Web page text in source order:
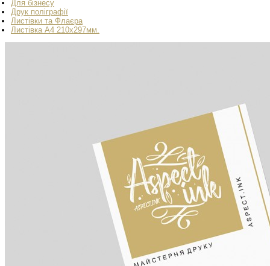
Для бізнесу
Друк поліграфії
Листівки та Флаєра
Листівка А4 210x297мм.